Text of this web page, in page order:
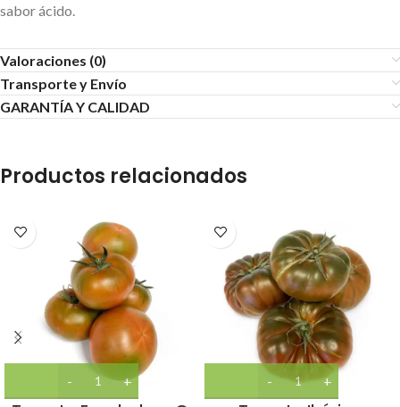
sabor ácido.
Valoraciones (0)
Transporte y Envío
GARANTÍA Y CALIDAD
Productos relacionados